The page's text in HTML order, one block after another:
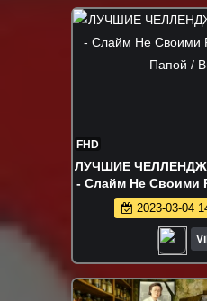
FHD
ЛУЧШИЕ
- Слайм Не Своими
Папой /
2023-03-04